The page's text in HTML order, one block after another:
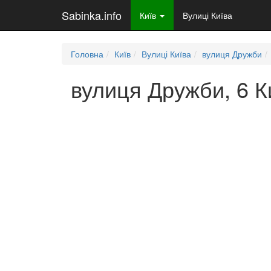
Sabinka.info Київ Вулиці Київа
Головна Київ Вулиці Київа вулиця Дружби
вулиця Дружби, 6